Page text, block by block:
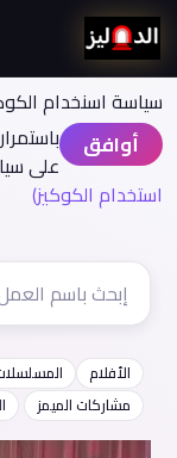
سياسة اسنخدام
أوافق
على
استخدام الكوكيز)
الأفلام
مشاركات الميمز